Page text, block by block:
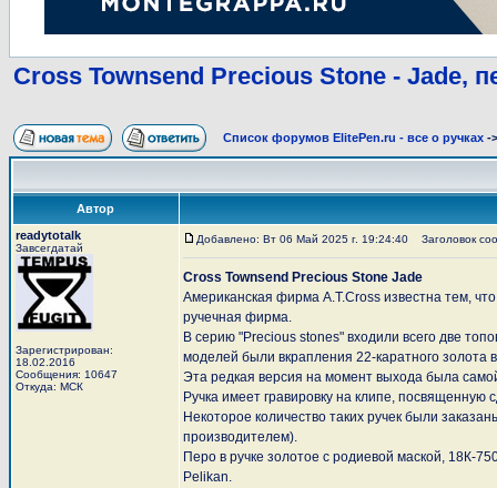
Cross Townsend Precious Stone - Jade,
Список форумов ElitePen.ru - все о ручках -
Автор
readytotalk
Завсегдатай
Зарегистрирован:
18.02.2016
Сообщения: 10647
Откуда: МСК
Добавлено: Вт 06 Май 2025 г. 19:24:40 Заголовок
Cross Townsend Precious Stone Jade
Американская фирма A.T.Cross известна тем,
ручечная фирма.
В серию "Precious stones" входили всего две
моделей были вкрапления 22-каратного золота
Эта редкая версия на момент выхода была
Ручка имеет гравировку на клипе,
Некоторое количество таких ручек были
производителем).
Перо в ручке золотое с родиевой маской, 18К-
Pelikan.